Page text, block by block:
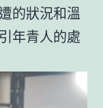
的狀況和溫
年青人的處